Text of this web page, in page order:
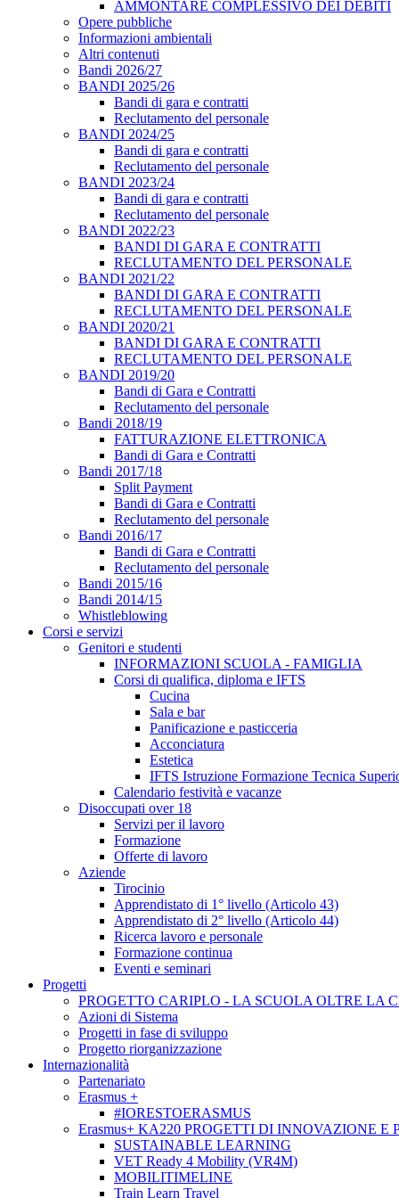
AMMONTARE COMPLESSIVO DEI DEBITI
Opere pubbliche
Informazioni ambientali
Altri contenuti
Bandi 2026/27
BANDI 2025/26
Bandi di gara e contratti
Reclutamento del personale
BANDI 2024/25
Bandi di gara e contratti
Reclutamento del personale
BANDI 2023/24
Bandi di gara e contratti
Reclutamento del personale
BANDI 2022/23
BANDI DI GARA E CONTRATTI
RECLUTAMENTO DEL PERSONALE
BANDI 2021/22
BANDI DI GARA E CONTRATTI
RECLUTAMENTO DEL PERSONALE
BANDI 2020/21
BANDI DI GARA E CONTRATTI
RECLUTAMENTO DEL PERSONALE
BANDI 2019/20
Bandi di Gara e Contratti
Reclutamento del personale
Bandi 2018/19
FATTURAZIONE ELETTRONICA
Bandi di Gara e Contratti
Bandi 2017/18
Split Payment
Bandi di Gara e Contratti
Reclutamento del personale
Bandi 2016/17
Bandi di Gara e Contratti
Reclutamento del personale
Bandi 2015/16
Bandi 2014/15
Whistleblowing
Corsi e servizi
Genitori e studenti
INFORMAZIONI SCUOLA - FAMIGLIA
Corsi di qualifica, diploma e IFTS
Cucina
Sala e bar
Panificazione e pasticceria
Acconciatura
Estetica
IFTS Istruzione Formazione Tecnica
Calendario festività e vacanze
Disoccupati over 18
Servizi per il lavoro
Formazione
Offerte di lavoro
Aziende
Tirocinio
Apprendistato di 1° livello (Articolo 43)
Apprendistato di 2° livello (Articolo 44)
Ricerca lavoro e personale
Formazione continua
Eventi e seminari
Progetti
PROGETTO CARIPLO - LA SCUOLA OLTRE LA
Azioni di Sistema
Progetti in fase di sviluppo
Progetto riorganizzazione
Internazionalità
Partenariato
Erasmus +
#IORESTOERASMUS
Erasmus+ KA220 PROGETTI DI INNOVAZIONE E
SUSTAINABLE LEARNING
VET Ready 4 Mobility (VR4M)
MOBILITIMELINE
Train Learn Travel